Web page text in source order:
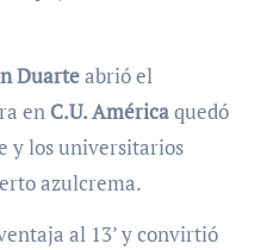
Duarteabrió el
en C.U. Américaquedó
y los universitarios
azulcrema.
al 13’ y convirtió